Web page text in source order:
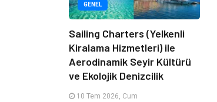
GENEL
Sailing Charters (Yelkenli
Kiralama Hizmetleri) ile
Aerodinamik Seyir Kültürü
ve Ekolojik Denizcilik
10 Tem 2026, Cum